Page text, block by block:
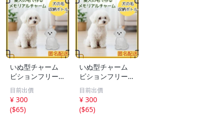
いぬ型チャーム
ビションフリーゼ
アクセサリー キ
ーホルダー ペア
思い出
目前出價
¥ 300
($65)
いぬ型チャーム
ビションフリーゼ
アクセサリー キ
ーホルダー ペア
思い出
目前出價
¥ 300
($65)